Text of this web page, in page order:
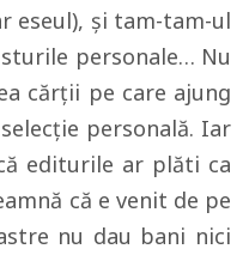
eseul), şi tam-tam-ul
personale… Nu
cărţii pe care ajung
personală. Iar
editurile ar plăti ca
că e venit de pe
nu dau bani nici